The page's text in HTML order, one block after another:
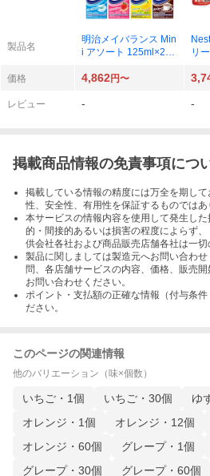
製品名
明治メイバランス Min
i アソート 125ml×24
リ
24個
価格
4,862円〜
レビュー - -
掲載商品情報の免責事項につ
掲載している情報の精度には万全を期し
性、安全性、有用性を保証するものではあ
本サービスの情報内容を使用して発生し
的・間接的あるいは損害の程度によらず
供会社各社および商品販売店舗各社は一切
製品に関しましては製造元へお問い合わ
問、各店舗サービスの内容、価格、販売
お問い合わせください。
ポイント・支払額の正確な情報（付与条
ださい。
このページの関連情報
他のバリエーション（味×個数）
いちご・1個 いちご・30個
ゆ
オレンジ・1個
オレンジ・12個
オレンジ・60個
グレープ・1個
グレープ・30個
グレープ・60個